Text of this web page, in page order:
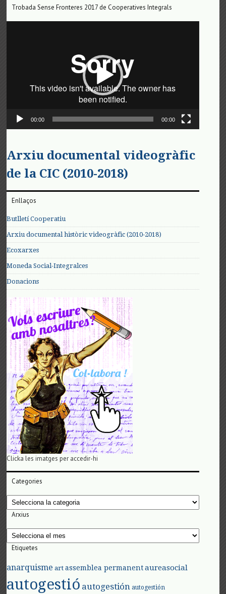
Trobada Sense Fronteres 2017 de Cooperatives Integrals
00:00 00:00
Arxiu documental videogràfic
de la CIC (2010-2018)
Enllaços
Butlletí Cooperatiu
Arxiu documental històric videogràfic (2010-2018)
Ecoxarxes
Moneda Social-Integralces
Donacions
Clicka les imatges per accedir-hi
Categories
Categories
Arxius
Arxius
Etiquetes
anarquisme art assemblea permanent aureasocial
autogestió autogestión autogestión